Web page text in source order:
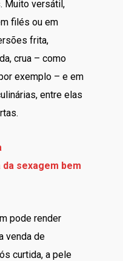
Muito versátil,
filés ou em
frita,
crua – como
exemplo – e em
entre elas
sexagem bem
pode render
venda de
curtida, a pele